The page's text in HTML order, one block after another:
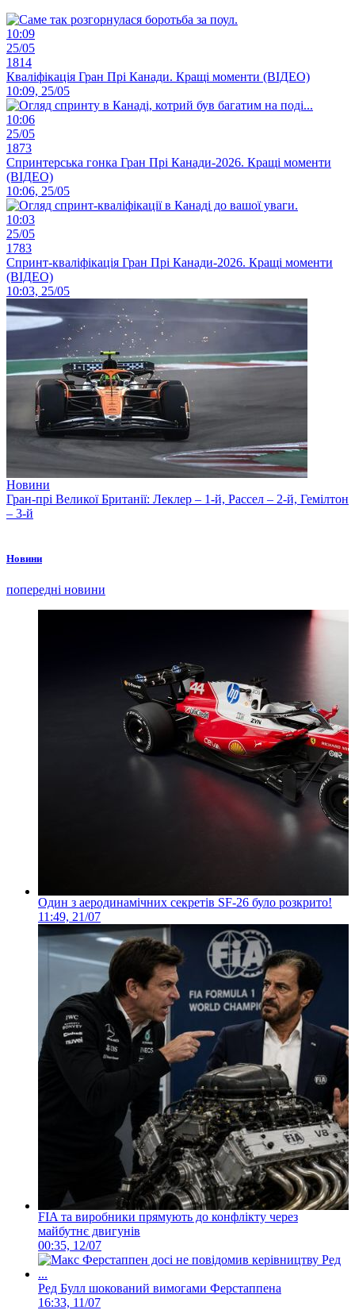
10:09
25/05
1814
Кваліфікація Гран Прі Канади. Кращі моменти (ВІДЕО)
10:09, 25/05
10:06
25/05
1873
Спринтерська гонка Гран Прі Канади-2026. Кращі моменти
(ВІДЕО)
10:06, 25/05
10:03
25/05
1783
Спринт-кваліфікація Гран Прі Канади-2026. Кращі моменти
(ВІДЕО)
10:03, 25/05
Новини
Гран-прі Великої Британії: Леклер – 1-й, Рассел – 2-й, Гемілтон
– 3-й
Новини
попередні новини
Один з аеродинамічних секретів SF-26 було розкрито!
11:49, 21/07
FIA та виробники прямують до конфлікту через
майбутнє двигунів
00:35, 12/07
Ред Булл шокований вимогами Ферстаппена
16:33, 11/07